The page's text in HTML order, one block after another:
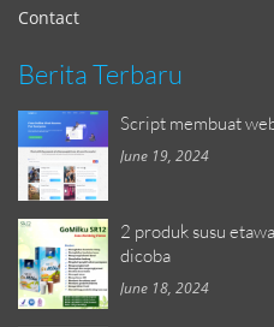
Contact
Berita Terbaru
Script membuat
June 19, 2024
2 produk susu
dicoba
June 18, 2024